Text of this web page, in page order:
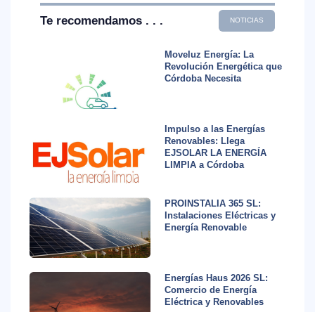
Te recomendamos . . . NOTICIAS
Moveluz Energía: La
Revolución Energética que
Córdoba Necesita
Impulso a las Energías
Renovables: Llega
EJSOLAR LA ENERGÍA
LIMPIA a Córdoba
PROINSTALIA 365 SL:
Instalaciones Eléctricas y
Energía Renovable
Energías Haus 2026 SL:
Comercio de Energía
Eléctrica y Renovables